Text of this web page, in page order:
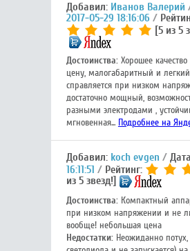
Добавил: Иванов Валерий
2017-05-29 18:16:06
[5 из 5
Достоинства:Хорошее
цену, малогабаритный и
справляется при низком
достаточно мощный,
разными электродами ,
мгновенная... Подробнее на
Добавил: koch evgen
16:11:51
Рейтинг:
из 5 звезд!]
Достоинства:Компактный
при низком напряжении и не
вообще! небольшая цена
Недостатки:Неожиданно